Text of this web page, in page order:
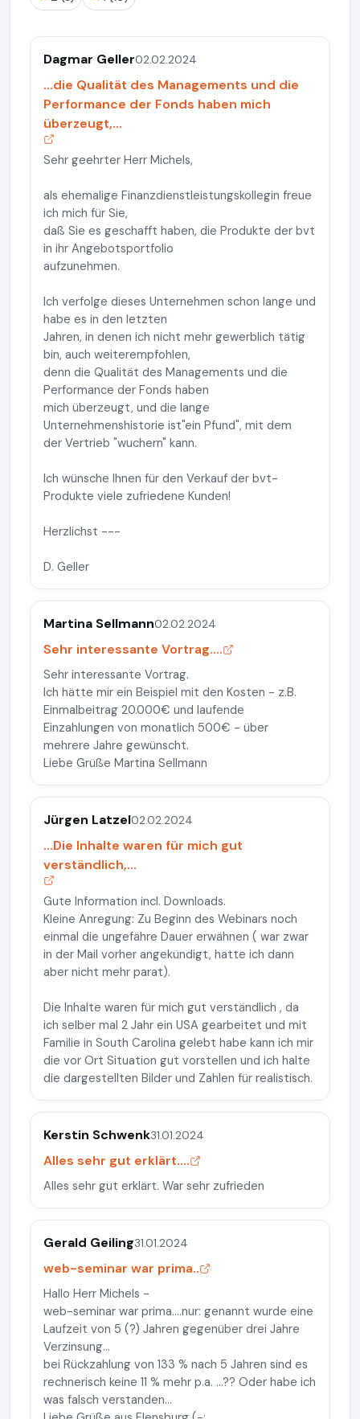
Dagmar Geller02.02.2024
...die Qualität des Managements und die
Performance der Fonds haben mich
überzeugt,...
Sehr geehrter Herr Michels,
als ehemalige Finanzdienstleistungskollegin freue
ich mich für Sie,
daß Sie es geschafft haben, die Produkte der bvt
in ihr Angebotsportfolio
aufzunehmen.
Ich verfolge dieses Unternehmen schon lange und
habe es in den letzten
Jahren, in denen ich nicht mehr gewerblich tätig
bin, auch weiterempfohlen,
denn die Qualität des Managements und die
Performance der Fonds haben
mich überzeugt, und die lange
Unternehmenshistorie ist"ein Pfund", mit dem
der Vertrieb "wuchern" kann.
Ich wünsche Ihnen für den Verkauf der bvt-
Produkte viele zufriedene Kunden!
Herzlichst ---
D. Geller
Martina Sellmann02.02.2024
Sehr interessante Vortrag....
Sehr interessante Vortrag.
Ich hätte mir ein Beispiel mit den Kosten - z.B.
Einmalbeitrag 20.000€ und laufende
Einzahlungen von monatlich 500€ - über
mehrere Jahre gewünscht.
Liebe Grüße Martina Sellmann
Jürgen Latzel02.02.2024
...Die Inhalte waren für mich gut
verständlich,...
Gute Information incl. Downloads.
Kleine Anregung: Zu Beginn des Webinars noch
einmal die ungefähre Dauer erwähnen ( war zwar
in der Mail vorher angekündigt, hatte ich dann
aber nicht mehr parat).
Die Inhalte waren für mich gut verständlich , da
ich selber mal 2 Jahr ein USA gearbeitet und mit
Familie in South Carolina gelebt habe kann ich mir
die vor Ort Situation gut vorstellen und ich halte
die dargestellten Bilder und Zahlen für realistisch.
Kerstin Schwenk31.01.2024
Alles sehr gut erklärt....
Alles sehr gut erklärt. War sehr zufrieden
Gerald Geiling31.01.2024
web-seminar war prima..
Hallo Herr Michels -
web-seminar war prima....nur: genannt wurde eine
Laufzeit von 5 (?) Jahren gegenüber drei Jahre
Verzinsung...
bei Rückzahlung von 133 % nach 5 Jahren sind es
rechnerisch keine 11 % mehr p.a. ...?? Oder habe ich
was falsch verstanden...